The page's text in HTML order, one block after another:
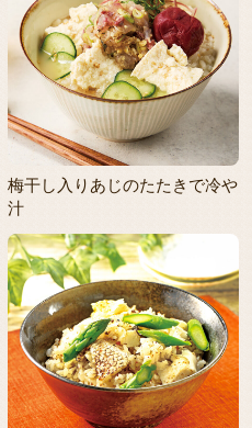
梅干し入りあじのたたきで冷や
汁